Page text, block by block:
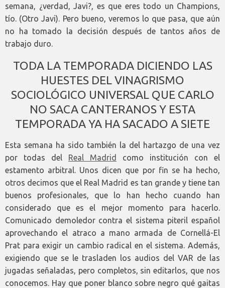
semana, ¿verdad, Javi?, es que eres todo un Champions,
tío. (Otro Javi). Pero bueno, veremos lo que pasa, que aún
no ha tomado la decisión después de tantos años de
trabajo duro.
TODA LA TEMPORADA DICIENDO LAS
HUESTES DEL VINAGRISMO
SOCIOLÓGICO UNIVERSAL QUE CARLO
NO SACA CANTERANOS Y ESTA
TEMPORADA YA HA SACADO A SIETE
Esta semana ha sido también la del hartazgo de una vez
por todas del Real Madrid
como institución con el
estamento arbitral. Unos dicen que por fin se ha hecho,
otros decimos que el Real Madrid es tan grande y tiene tan
buenos profesionales, que lo han hecho cuando han
considerado que es el mejor momento para hacerlo.
Comunicado demoledor contra el sistema piteril español
aprovechando el atraco a mano armada de Cornellá-El
Prat para exigir un cambio radical en el sistema. Además,
exigiendo que se le trasladen los audios del VAR de las
jugadas señaladas, pero completos, sin editarlos, que nos
conocemos. Hay que poner blanco sobre negro qué gaitas